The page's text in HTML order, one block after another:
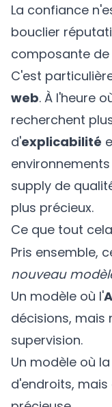
La confiance
bouclier
composante de
C'est
web. À l'heure
recherchent
d'explicabilité
supply de
plus précieux.
Ce que tout
Pris ensemble,
nouveau
Un modèle où l'
décisions, mais
supervision.
Un modèle où
d'endroits,